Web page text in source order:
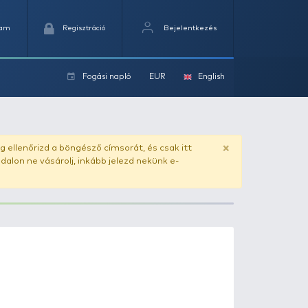
Kedvencek Kosaram
Fogási
. Vásárlás előtt mindig ellenőrizd a böngésző
csaló másolat - ilyen oldalon ne vásárolj, inkább